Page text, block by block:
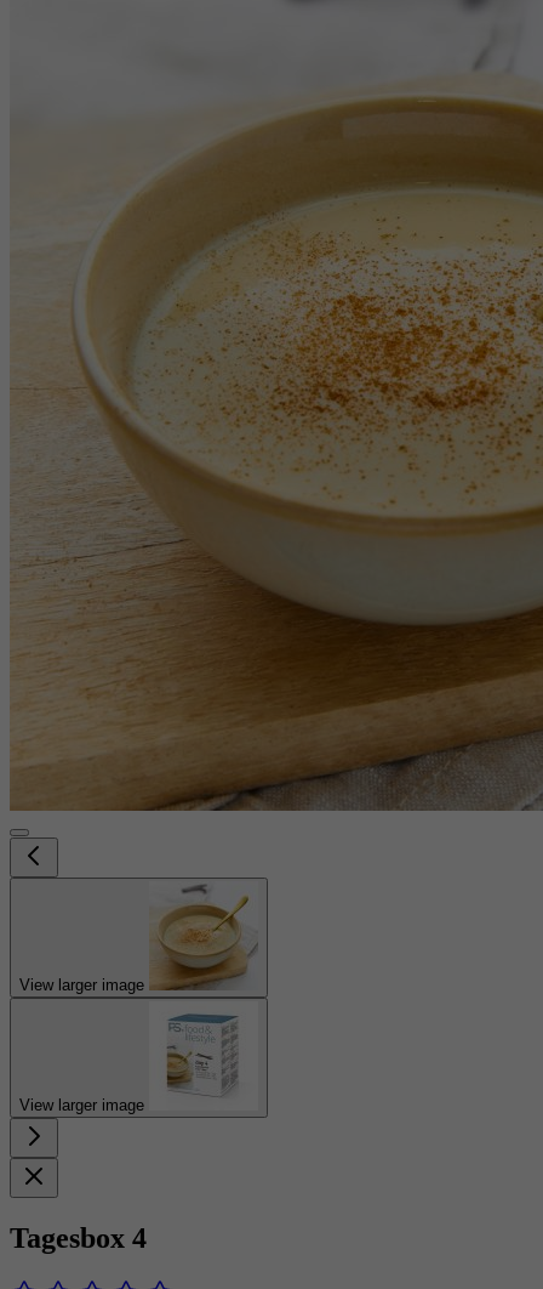
View larger image
View larger image
Tagesbox 4